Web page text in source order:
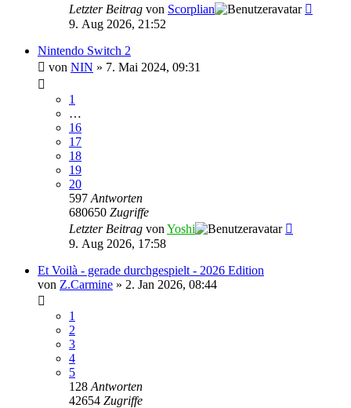
Letzter Beitrag von Scorplian
9. Aug 2026, 21:52
Nintendo Switch 2
von NIN » 7. Mai 2024, 09:31
1
…
16
17
18
19
20
597 Antworten
680650 Zugriffe
Letzter Beitrag von Yoshi
9. Aug 2026, 17:58
Et Voilà - gerade durchgespielt - 2026 Edition
von Z.Carmine » 2. Jan 2026, 08:44
1
2
3
4
5
128 Antworten
42654 Zugriffe